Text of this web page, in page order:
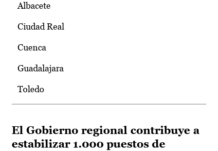
Albacete
Ciudad Real
Cuenca
Guadalajara
Toledo
El Gobierno regional contribuye a
estabilizar 1.000 puestos de